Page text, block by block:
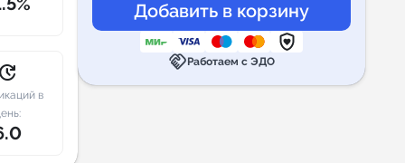
в
handshakeРаботаем с ЭДО